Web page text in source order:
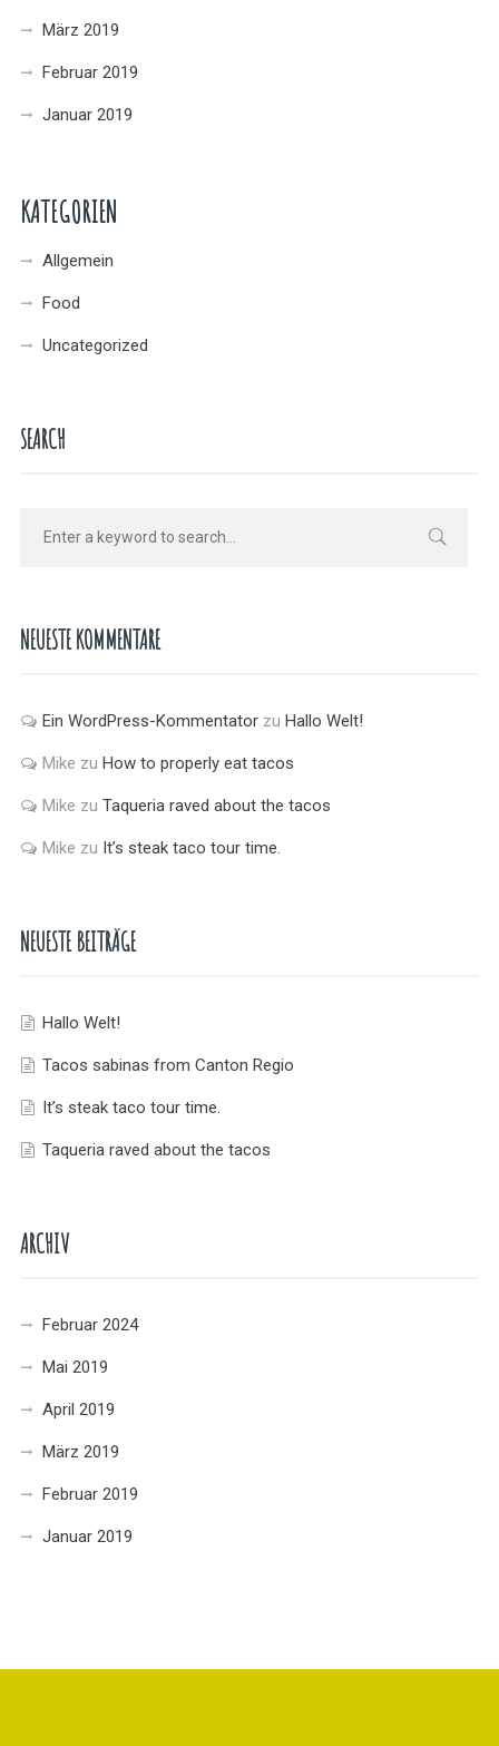
März 2019
Februar 2019
Januar 2019
KATEGORIEN
Allgemein
Food
Uncategorized
SEARCH
NEUESTE KOMMENTARE
Ein WordPress-Kommentatorzu Hallo Welt!
Mike zu How to properly eat tacos
Mike zu Taqueria raved about the tacos
Mike zu It’s steak taco tour time.
NEUESTE BEITRÄGE
Hallo Welt!
Tacos sabinas from Canton Regio
It’s steak taco tour time.
Taqueria raved about the tacos
ARCHIV
Februar 2024
Mai 2019
April 2019
März 2019
Februar 2019
Januar 2019